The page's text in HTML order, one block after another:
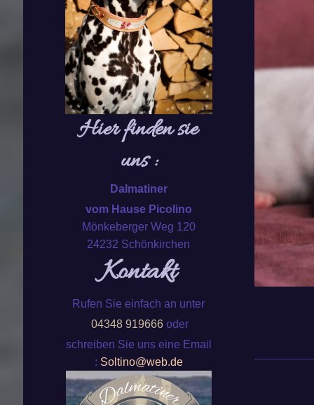
Hier finden sie
uns :
Dalmatiner
vom Hause Picolino
Mönkeberger Weg 120
24232 Schönkirchen
Kontakt
Rufen Sie einfach an unter
04348 919666 oder
schreiben Sie uns eine Email
: Soltino@web.de